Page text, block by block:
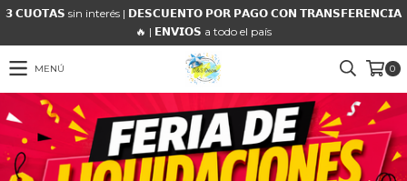
𝟯 𝗖𝗨𝗢𝗧𝗔𝗦 sin interés | 𝗗𝗘𝗦𝗖𝗨𝗘𝗡𝗧𝗢 𝗣𝗢𝗥 𝗣𝗔𝗚𝗢 𝗖𝗢𝗡 𝗧𝗥𝗔𝗡𝗦𝗙𝗘𝗥𝗘𝗡𝗖𝗜𝗔
🔥 | 𝗘𝗡𝗩𝗜𝗢𝗦 a todo el país
MENÚ 0